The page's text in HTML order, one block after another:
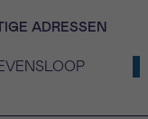
ADRESSEN